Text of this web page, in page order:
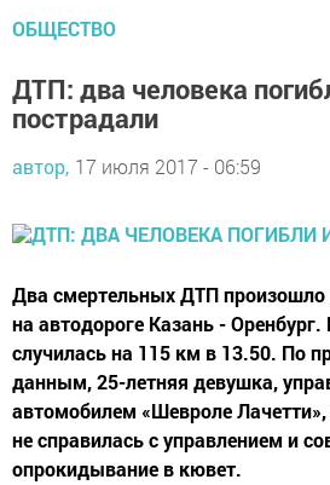
ОБЩЕСТВО
ДТП: два человека
пострадали
автор, 17 июля 2017 - 06:59
Два смертельных ДТП произошло
на автодороге Казань -
случилась на 115 км в 13.50. По
данным, 25-летняя девушка,
автомобилем «Шевроле
не справилась с управлением и
опрокидывание в кювет.